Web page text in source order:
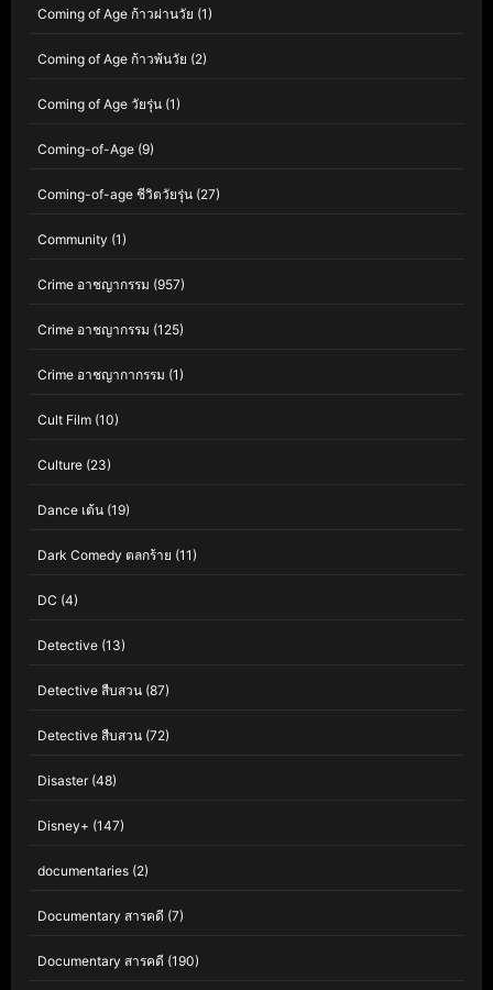
Coming of Age ก้าวผ่านวัย (1)
Coming of Age ก้าวพ้นวัย (2)
Coming of Age วัยรุ่น (1)
Coming-of-Age (9)
Coming-of-age ชีวิตวัยรุ่น (27)
Community (1)
Crime อาชญากรรม (957)
Crime อาชญากรรม (125)
Crime อาชญากากรรม (1)
Cult Film (10)
Culture (23)
Dance เต้น (19)
Dark Comedy ตลกร้าย (11)
DC (4)
Detective (13)
Detective สืบสวน (87)
Detective สืบสวน (72)
Disaster(48)
Disney+ (147)
documentaries (2)
Documentary สารคดี (7)
Documentary สารคดี (190)